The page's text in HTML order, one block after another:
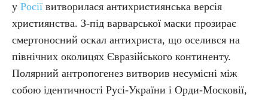
у Росії витворилася антихристиянська версія
християнства. З-під варварської маски прозирає
смертоносний оскал антихриста, що оселився на
північних околицях Євразійського континенту.
Полярний антропогенез витворив несумісні між
собою ідентичності Русі-України і Орди-Московії,